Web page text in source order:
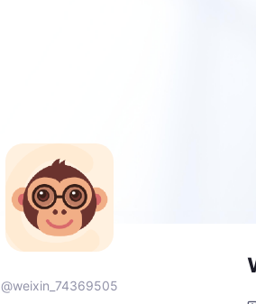
@weixin_74369505